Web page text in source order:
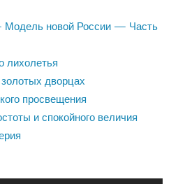
Модель новой России — Часть
лихолетья
дворцах
просвещения
и спокойного величия